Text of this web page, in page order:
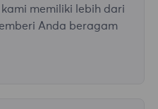
memiliki lebih dari
Anda beragam